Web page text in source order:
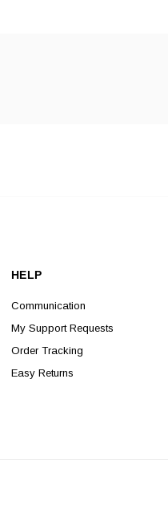
HELP
Communication
My Support Requests
Order Tracking
Easy Returns